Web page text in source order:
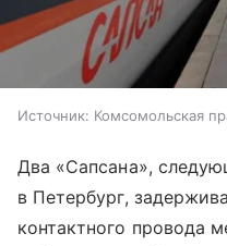
Источник: Комсомольская
Два «Сапсана»,
в Петербург,
контактного провода